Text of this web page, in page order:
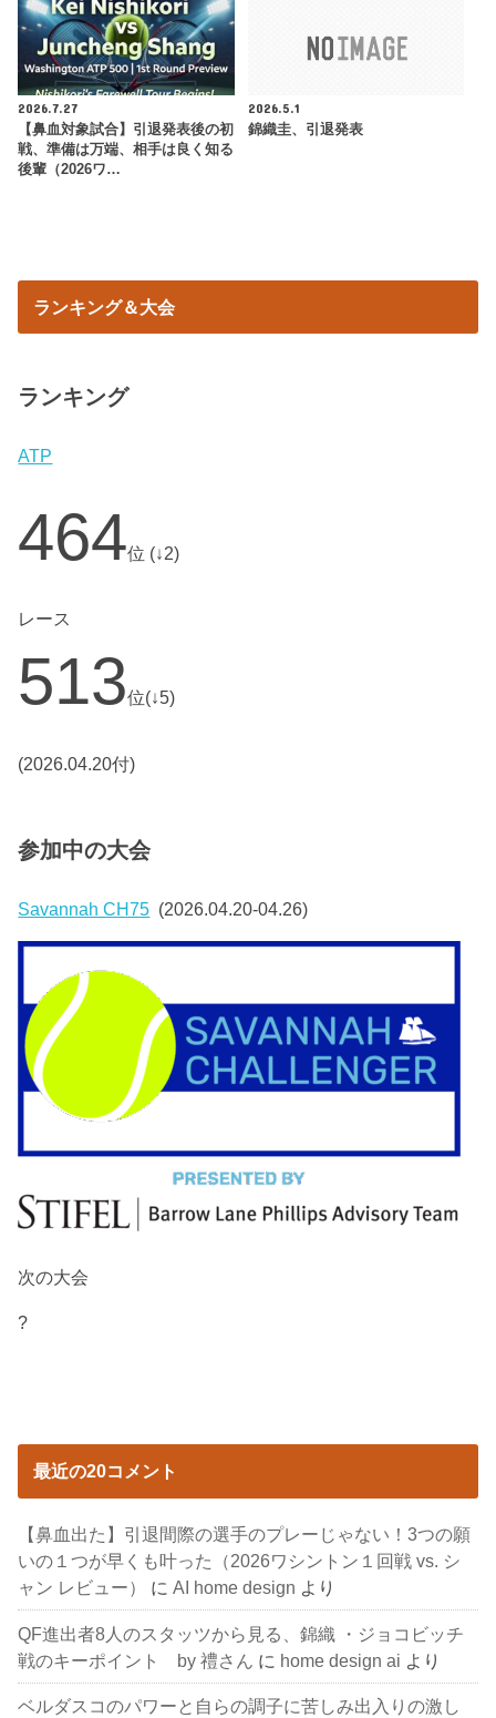
2026.7.27
【鼻血対象試合】引退発表後の初
戦、準備は万端、相手は良く知る
後輩（2026ワ…
2026.5.1
錦織圭、引退発表
ランキング＆大会
ランキング
ATP
464位 (↓2)
レース
513位(↓5)
(2026.04.20付)
参加中の大会
Savannah CH75 (2026.04.20-04.26)
次の大会
?
最近の20コメント
【鼻血出た】引退間際の選手のプレーじゃない！3つの願
いの１つが早くも叶った（2026ワシントン１回戦 vs. シ
ャン レビュー）
にAI home design より
QF進出者8人のスタッツから見る、錦織 ・ジョコビッチ
戦のキーポイント by 禮さん に home design ai より
ベルダスコのパワーと自らの調子に苦しみ出入りの激し